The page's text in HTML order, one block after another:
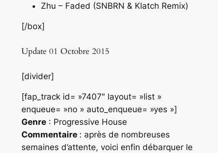
Zhu – Faded (SNBRN & Klatch Remix)
[/box]
Update 01 Octobre 2015
[divider]
[fap_track id= »7407″ layout= »list »
enqueue= »no » auto_enqueue= »yes »]
Genre: Progressive House
Commentaire : après de nombreuses
semaines d’attente, voici enfin débarquer le